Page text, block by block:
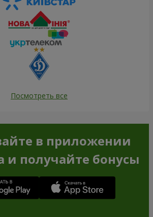
Посмотреть все
в приложении
и получайте бонусы